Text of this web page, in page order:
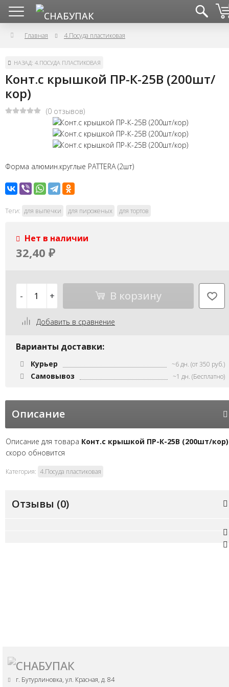
Главная 4.Посуда пластиковая
НАЗАД: 4.ПОСУДА ПЛАСТИКОВАЯ
Конт.с крышкой ПР-К-25В (200шт/
кор)
(0 отзывов)
Форма алюмин.круглые PATTERA (2шт)
Теги: для выпечки для пироженых для тортов
Нет в наличии
32,40 ₽
- + В корзину
Добавить в сравнение
Варианты доставки:
Курьер ~6 дн. (от 350 руб.)
Самовывоз ~1 дн. (Бесплатно)
Описание
Описание для товара Конт.с крышкой ПР-К-25В (200шт/кор)
скоро обновится
Категория: 4.Посуда пластиковая
Отзывы (0)
г. Бутурлиновка, ул. Красная, д. 84